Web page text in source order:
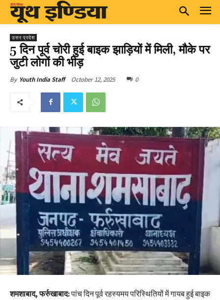
उत्तर प्रदेश
5 दिन पूर्व चोरी हुई बाइक झाड़ियों में मिली, मौके पर
जुटी लोगों की भीड़
By Youth India Staff October 12, 2025 0
शमशाबाद, फर्रुखाबाद:पांच दिन पूर्व रहस्यमय परिस्थितियों में गायब हुई बाइक